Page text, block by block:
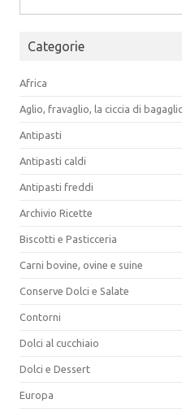
per:
Categorie
Africa
Aglio, fravaglio, la ciccia di
Antipasti
Antipasti caldi
Antipasti freddi
Archivio Ricette
Biscotti e Pasticceria
Carni bovine, ovine e suine
Conserve Dolci e Salate
Contorni
Dolci al cucchiaio
Dolci e Dessert
Europa